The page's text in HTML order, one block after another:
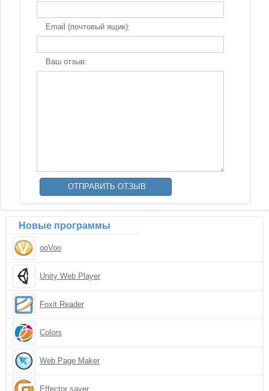
Email (почтовый ящик):
Ваш отзыв:
Новые программы
ooVoo
Unity Web Player
Foxit Reader
Colors
Web Page Maker
Effector saver